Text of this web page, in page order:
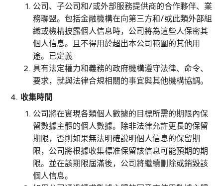
公司、子公司和/或外部服務提供商的合作夥伴、業
務聯盟。包括金融機構在向第三方和/或此類外部組
織或機構披露個人信息時，公司將為這些人保密其
個人信息。且不得用於超出本公司範圍的其他用
途。已定義
具有法定權力和義務的政府機構遵守法律、命令、
要求，就與法律合規相關的事宜與其他機構協調。
收集時間
公司將在實現各類個人數據的目標所需的期限內保
留數據主體的個人數據。除非法律允許更長的保留
期限，否則如果無法明確說明個人信息的保留期
限，公司將根據收集標准保留該信息可能預期的期
限。並在該期限屆滿後，公司將繼續刪除或銷毀該
個人信息。